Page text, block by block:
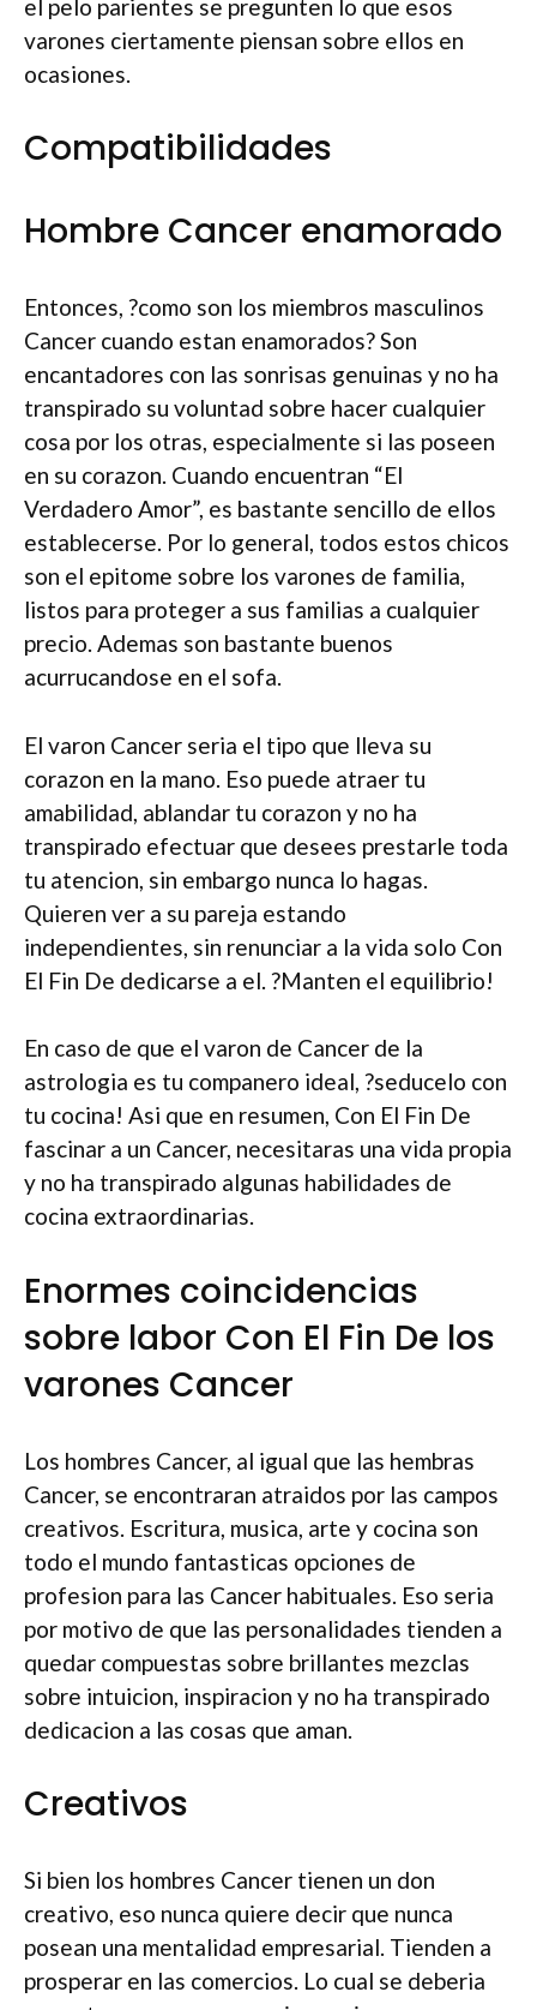
el pelo parientes se pregunten lo que esos
varones ciertamente piensan sobre ellos en
ocasiones.
Compatibilidades
Hombre Cancer enamorado
Entonces, ?como son los miembros masculinos
Cancer cuando estan enamorados? Son
encantadores con las sonrisas genuinas y no ha
transpirado su voluntad sobre hacer cualquier
cosa por los otras, especialmente si las poseen
en su corazon. Cuando encuentran “El
Verdadero Amor”, es bastante sencillo de ellos
establecerse. Por lo general, todos estos chicos
son el epitome sobre los varones de familia,
listos para proteger a sus familias a cualquier
precio. Ademas son bastante buenos
acurrucandose en el sofa.
El varon Cancer seri­a el tipo que lleva su
corazon en la mano. Eso puede atraer tu
amabilidad, ablandar tu corazon y no ha
transpirado efectuar que desees prestarle toda
tu atencion, sin embargo nunca lo hagas.
Quieren ver a su pareja estando
independientes, sin renunciar a la vida solo Con
El Fin De dedicarse a el. ?Manten el equilibrio!
En caso de que el varon de Cancer de la
astrologia es tu companero ideal, ?seducelo con
tu cocina! Asi que en resumen, Con El Fin De
fascinar a un Cancer, necesitaras una vida propia
y no ha transpirado algunas habilidades de
cocina extraordinarias.
Enormes coincidencias
sobre labor Con El Fin De los
varones Cancer
Los hombres Cancer, al igual que las hembras
Cancer, se encontraran atraidos por las campos
creativos. Escritura, musica, arte y cocina son
todo el mundo fantasticas opciones de
profesion para las Cancer habituales. Eso seri­a
por motivo de que las personalidades tienden a
quedar compuestas sobre brillantes mezclas
sobre intuicion, inspiracion y no ha transpirado
dedicacion a las cosas que aman.
Creativos
Si bien los hombres Cancer tienen un don
creativo, eso nunca quiere decir que nunca
posean una mentalidad empresarial. Tienden a
prosperar en las comercios. Lo cual se deberia